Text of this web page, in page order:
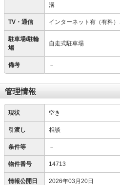
溝
TV・通信 インターネット有（有料
駐車場/駐輪
場
自走式駐車場
備考 －
管理情報
現状 空き
引渡し 相談
条件等 －
物件番号 14713
情報公開日 2026年03月20日